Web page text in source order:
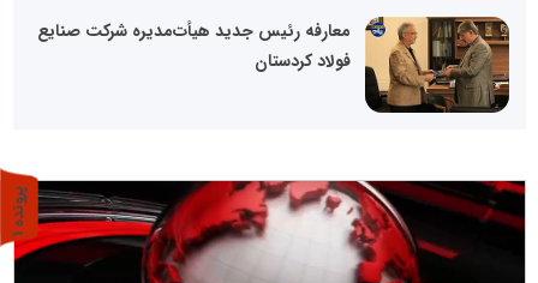
معارفه رئیس جدید هیأت‌مدیره شرکت صنایع
فولاد کردستان
پ
ر
و
ن
د
ه
1